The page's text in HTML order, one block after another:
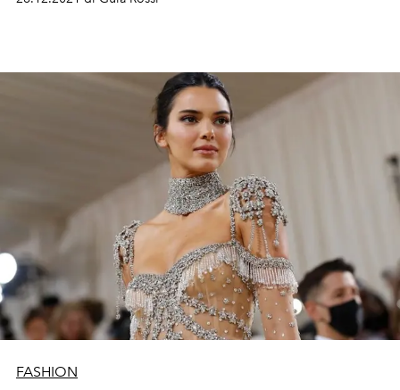
FASHION